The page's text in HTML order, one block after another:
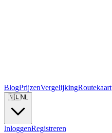
BlogPrijzenVergelijkingRoutekaart
🇳🇱NL
InloggenRegistreren